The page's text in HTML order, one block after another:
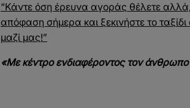
“Κάντε όση έρευνα αγοράς θέλετε
απόφαση σήμερα και ξεκινήστε το
μαζί μας!”
«Με κέντρο ενδιαφέροντος τον άνθρωπο